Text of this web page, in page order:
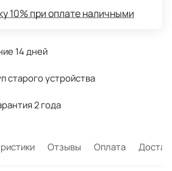
10% при оплате наличными
14 дней
старого устройства
2 года
Отзывы Оплата